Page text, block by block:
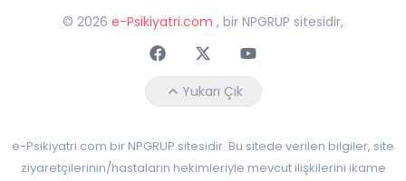
© 2026 e-Psikiyatri.com , bir NPGRUP sitesidir,
FaceebokTwitterYoutube
Yukarı Çık
e-Psikiyatri.com bir NPGRUP sitesidir. Bu sitede verilen bilgiler, site
ziyaretçilerinin/hastaların hekimleriyle mevcut ilişkilerini ikame